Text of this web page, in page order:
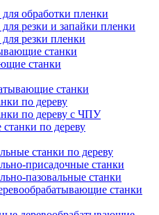
обработки пленки
резки и запайки пленки
резки пленки
станки
станки
станки
по дереву
по дереву с ЧПУ
по дереву
станки по дереву
присадочные станки
пазовальные станки
станки